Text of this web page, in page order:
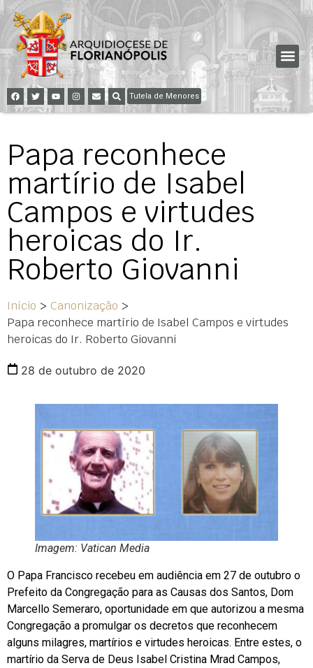
Tutela de Menores
Papa reconhece
martírio de Isabel
Campos e virtudes
heroicas do Ir.
Roberto Giovanni
Início > Canonização >
Papa reconhece martírio de Isabel Campos e virtudes
heroicas do Ir. Roberto Giovanni
28 de outubro de 2020
Imagem: Vatican Media
O Papa Francisco recebeu em audiência em 27 de outubro o
Prefeito da Congregação para as Causas dos Santos, Dom
Marcello Semeraro, oportunidade em que autorizou a mesma
Congregação a promulgar os decretos que reconhecem
alguns milagres, martírios e virtudes heroicas. Entre estes, o
martírio da Serva de Deus Isabel Cristina Mrad Campos,